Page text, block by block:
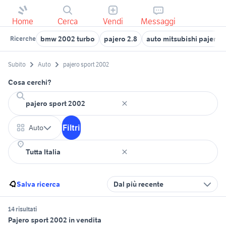
Home Cerca Vendi Messaggi
Ricerche bmw 2002 turbo pajero 2.8 auto mitsubishi pajero
Subito Auto pajero sport 2002
Cosa cerchi?
Auto Filtri
Salva ricerca Dal più recente
14 risultati
Pajero sport 2002 in vendita